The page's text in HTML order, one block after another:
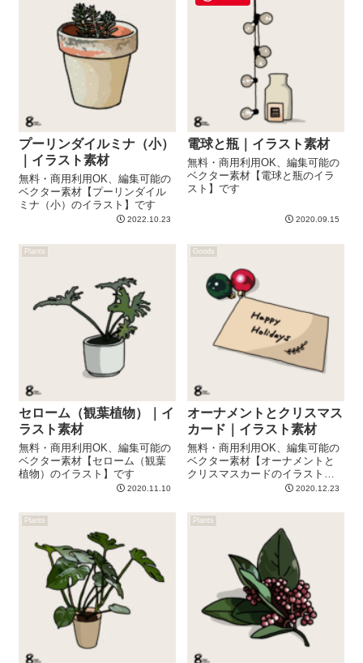
プーリンダイルミナ（小）
｜イラスト素材
無料・商用利用OK、編集可能の
ベクター素材【プーリンダイル
ミナ（小）のイラスト】です
2022.10.23
電球と瓶｜イラスト素材
無料・商用利用OK、編集可能の
ベクター素材【電球と瓶のイラ
スト】です
2020.09.15
Plants
セローム（観葉植物）｜イ
ラスト素材
無料・商用利用OK、編集可能の
ベクター素材【セローム（観葉
植物）のイラスト】です
2020.11.10
Goods
オーナメントとクリスマス
カード｜イラスト素材
無料・商用利用OK、編集可能の
ベクター素材【オーナメントと
クリスマスカードのイラスト】
2020.12.23
Plants Plants